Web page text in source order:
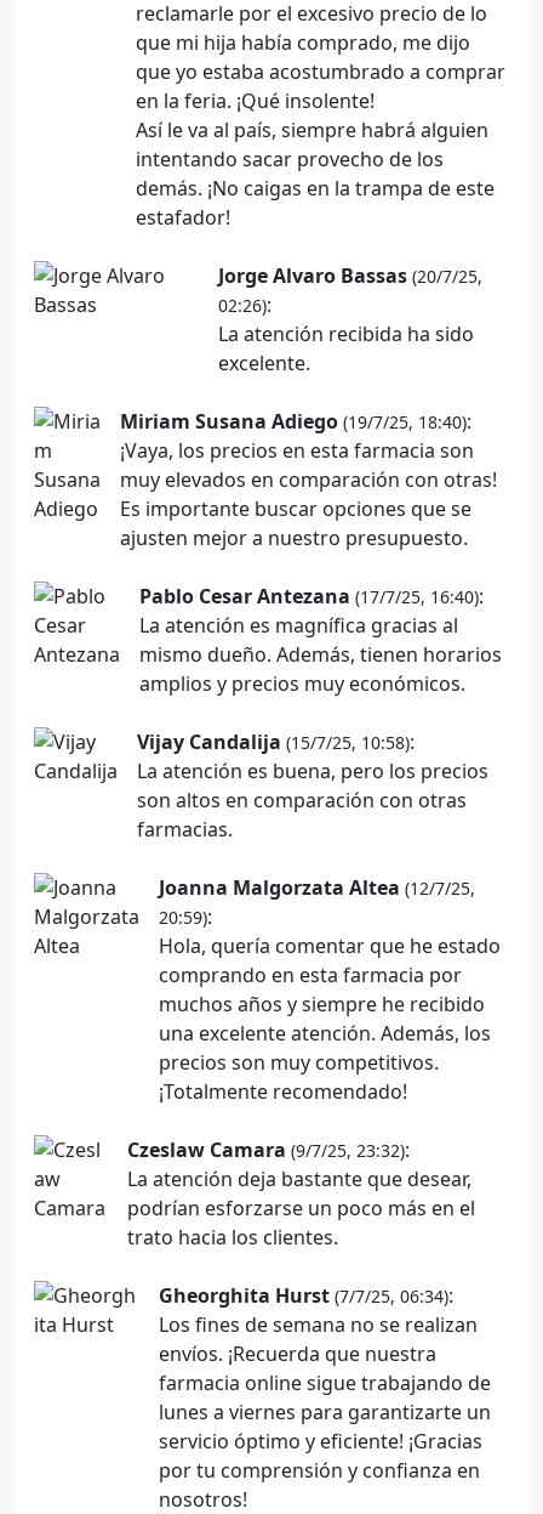
reclamarle por el excesivo precio de lo
que mi hija había comprado, me dijo
que yo estaba acostumbrado a comprar
en la feria. ¡Qué insolente!
Así le va al país, siempre habrá alguien
intentando sacar provecho de los
demás. ¡No caigas en la trampa de este
estafador!
Jorge Alvaro Bassas (20/7/25,
02:26):
La atención recibida ha sido
excelente.
Miriam Susana Adiego (19/7/25, 18:40):
¡Vaya, los precios en esta farmacia son
muy elevados en comparación con otras!
Es importante buscar opciones que se
ajusten mejor a nuestro presupuesto.
Pablo Cesar Antezana (17/7/25, 16:40):
La atención es magnífica gracias al
mismo dueño. Además, tienen horarios
amplios y precios muy económicos.
Vijay Candalija (15/7/25, 10:58):
La atención es buena, pero los precios
son altos en comparación con otras
farmacias.
Joanna Malgorzata Altea (12/7/25,
20:59):
Hola, quería comentar que he estado
comprando en esta farmacia por
muchos años y siempre he recibido
una excelente atención. Además, los
precios son muy competitivos.
¡Totalmente recomendado!
Czeslaw Camara (9/7/25, 23:32):
La atención deja bastante que desear,
podrían esforzarse un poco más en el
trato hacia los clientes.
Gheorghita Hurst (7/7/25, 06:34):
Los fines de semana no se realizan
envíos. ¡Recuerda que nuestra
farmacia online sigue trabajando de
lunes a viernes para garantizarte un
servicio óptimo y eficiente! ¡Gracias
por tu comprensión y confianza en
nosotros!